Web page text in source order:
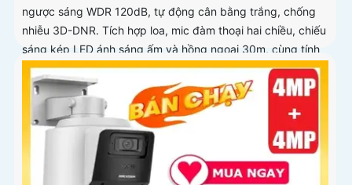
ngược sáng WDR 120dB, tự động cân bằng trắng, chống
nhiễu 3D-DNR. Tích hợp loa, mic đàm thoại hai chiều, chiếu
sáng kép LED ánh sáng ấm và hồng ngoại 30m, cùng tính
năng phát hiện con người, giúp giám sát hiệu quả ngày
đêm